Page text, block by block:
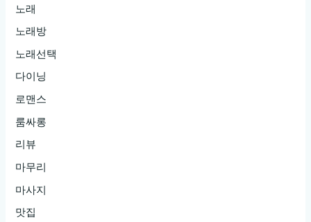
노래
노래방
노래선택
다이닝
로맨스
룸싸롱
리뷰
마무리
마사지
맛집